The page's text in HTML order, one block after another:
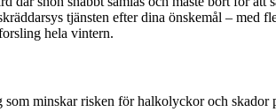
tjänsten efter dina önskemål – med
hela vintern.
minskar risken för halkolyckor och skador